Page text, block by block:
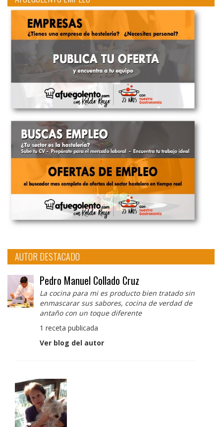
AUTOR DESTACADO
Pedro Manuel Collado Cruz
La cocina para mi es producto bien tratado sin
enmascarar sus sabores, cocina de verdad de
antaño con un toque diferente
1 receta publicada
Ver blog del autor